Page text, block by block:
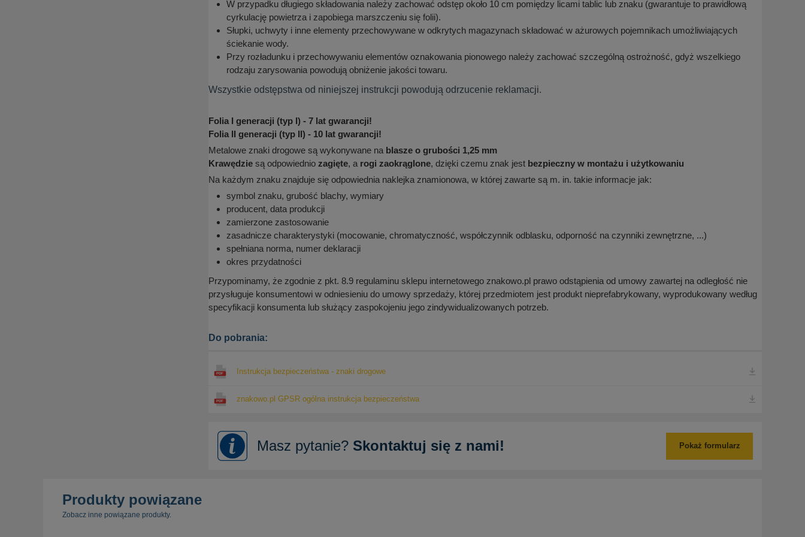
W przypadku długiego składowania należy zachować odstęp około 10 cm pomiędzy licami tablic lub znaku (gwarantuje to prawidłową
cyrkulację powietrza i zapobiega marszczeniu się folii).
Słupki, uchwyty i inne elementy przechowywane w odkrytych magazynach składować w ażurowych pojemnikach umożliwiających
ściekanie wody.
Przy rozładunku i przechowywaniu elementów oznakowania pionowego należy zachować szczególną ostrożność, gdyż wszelkiego
rodzaju zarysowania powodują obniżenie jakości towaru.
Wszystkie odstępstwa od niniejszej instrukcji powodują odrzucenie reklamacji.
Folia I generacji (typ I) - 7 lat gwarancji!
Folia II generacji (typ II) - 10 lat gwarancji!
Metalowe znaki drogowe są wykonywane na blasze o grubości 1,25 mm
Krawędzie są odpowiednio zagięte, a rogi zaokrąglone, dzięki czemu znak jest bezpieczny w montażu i użytkowaniu
Na każdym znaku znajduje się odpowiednia naklejka znamionowa, w której zawarte są m. in. takie informacje jak:
symbol znaku, grubość blachy, wymiary
producent, data produkcji
zamierzone zastosowanie
zasadnicze charakterystyki (mocowanie, chromatyczność, współczynnik odblasku, odporność na czynniki zewnętrzne, ...)
spełniana norma, numer deklaracji
okres przydatności
Przypominamy, że zgodnie z pkt. 8.9 regulaminu sklepu internetowego znakowo.pl prawo odstąpienia od umowy zawartej na odległość nie
przysługuje konsumentowi w odniesieniu do umowy sprzedaży, której przedmiotem jest produkt nieprefabrykowany, wyprodukowany według
specyfikacji konsumenta lub służący zaspokojeniu jego zindywidualizowanych potrzeb.
Do pobrania:
Instrukcja bezpieczeństwa - znaki drogowe
znakowo.pl GPSR ogólna instrukcja bezpieczeństwa
Masz pytanie? Skontaktuj się z nami! Pokaż formularz
Produkty powiązane
Zobacz inne powiązane produkty.